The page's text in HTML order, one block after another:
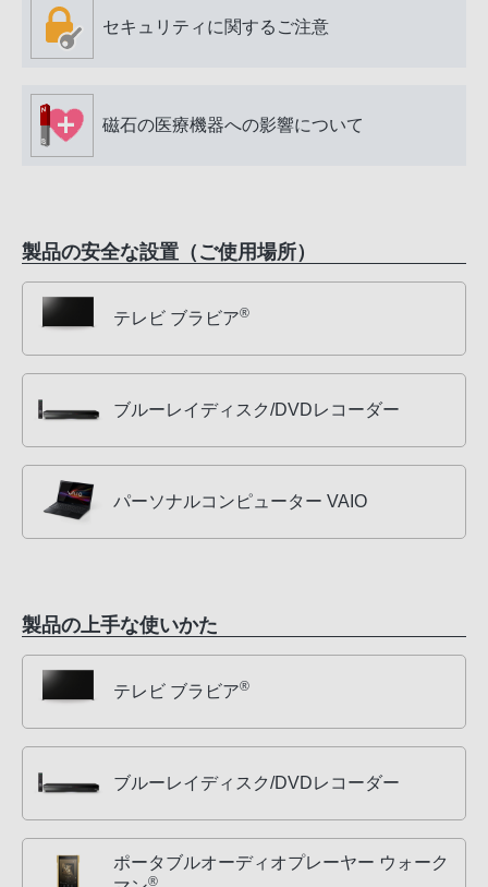
セキュリティに関するご注意
磁石の医療機器への影響について
製品の安全な設置（ご使用場所）
テレビ ブラビア®
ブルーレイディスク/DVDレコーダー
パーソナルコンピューター VAIO
製品の上手な使いかた
テレビ ブラビア®
ブルーレイディスク/DVDレコーダー
ポータブルオーディオプレーヤー ウォーク
®